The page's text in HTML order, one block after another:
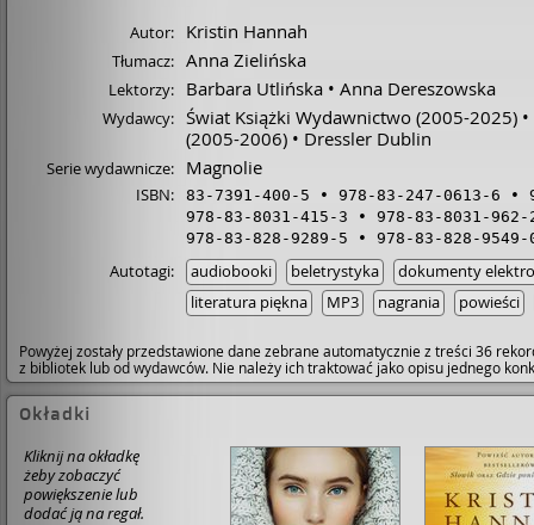
Autor: Kristin Hannah
Tłumacz: Anna Zielińska
Lektorzy: Barbara Utlińska Anna Dereszowska
Wydawcy: Świat Książki Wydawnictwo (2005-2025)
(2005-2006)
Dressler Dublin
Serie wydawnicze: Magnolie
ISBN: 83-7391-400-5 978-83-247-0613-6
978-83-8031-415-3
978-83-8031-962-
978-83-828-9289-5
978-83-828-9549-
Autotagi: audiobooki beletrystyka
dokumenty
literatura piękna
MP3 nagrania powieści
Powyżej zostały przedstawione dane zebrane automatycznie z treści 36
z bibliotek lub od wydawców. Nie należy ich traktować jako opisu jednego
Okładki
Kliknij na okładkę
żeby zobaczyć
powiększenie lub
dodać ją na regał.